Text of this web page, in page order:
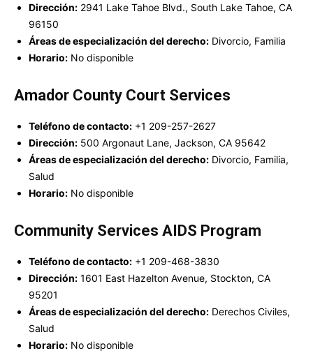
Dirección: 2941 Lake Tahoe Blvd., South Lake Tahoe, CA
96150
Áreas de especialización del derecho: Divorcio, Familia
Horario: No disponible
Amador County Court Services
Teléfono de contacto: +1 209-257-2627
Dirección: 500 Argonaut Lane, Jackson, CA 95642
Áreas de especialización del derecho: Divorcio, Familia,
Salud
Horario: No disponible
Community Services AIDS Program
Teléfono de contacto: +1 209-468-3830
Dirección: 1601 East Hazelton Avenue, Stockton, CA
95201
Áreas de especialización del derecho: Derechos Civiles,
Salud
Horario: No disponible